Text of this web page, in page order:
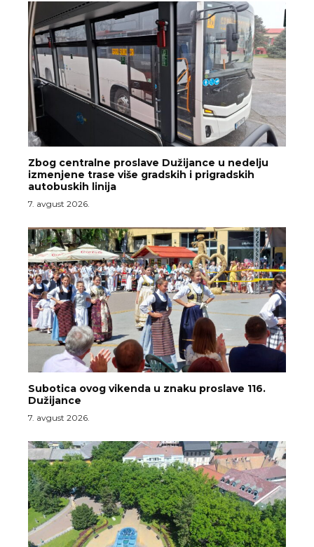
Zbog centralne proslave Dužijance u nedelju
izmenjene trase više gradskih i prigradskih
autobuskih linija
7. avgust 2026.
Subotica ovog vikenda u znaku proslave 116.
Dužijance
7. avgust 2026.